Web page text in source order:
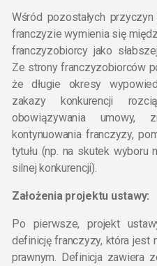
Wśród pozostałych
franczyzie wymienia się
franczyzobiorcy jako
Ze strony franczyzobiorców
że długie okresy
zakazy konkurencji
obowiązywania
kontynuowania franczyzy,
tytułu (np. na skutek wyboru
silnej konkurencji).
Założenia projektu ustawy:
Po pierwsze, projekt
definicję franczyzy, która jest
prawnym. Definicja zawiera